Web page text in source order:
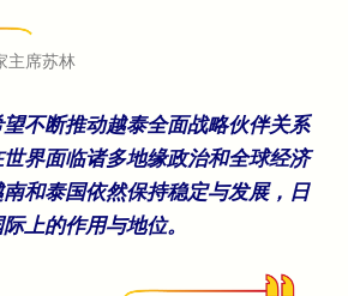
主席苏林
不断推动越泰全面战略伙伴关系
界面临诸多地缘政治和全球经济
和泰国依然保持稳定与发展，日
上的作用与地位。